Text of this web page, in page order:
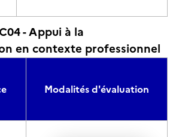
- Appui à la
en contexte professionnel
Modalités d'évaluation